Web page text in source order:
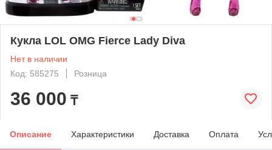
Кукла LOL OMG Fierce Lady Diva
Нет в наличии
Код: 585275
Розница
36 000 ₸
Описание Характеристики Доставка Оплата